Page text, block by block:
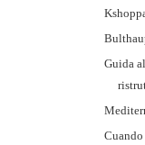
Guida